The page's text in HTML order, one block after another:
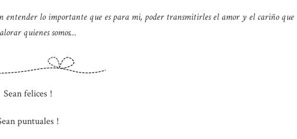
lo importante que es para mi, poder transmitirles el amor y el cariño que
quienes somos…
Sean felices !
puntuales !